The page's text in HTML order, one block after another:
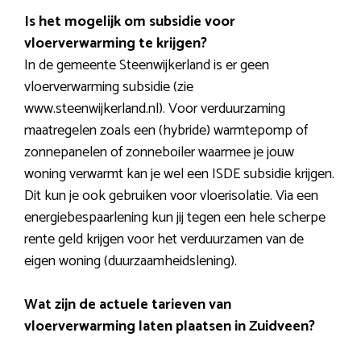
Is het mogelijk om subsidie voor
vloerverwarming te krijgen?
In de gemeente Steenwijkerland is er geen
vloerverwarming subsidie (zie
www.steenwijkerland.nl). Voor verduurzaming
maatregelen zoals een (hybride) warmtepomp of
zonnepanelen of zonneboiler waarmee je jouw
woning verwarmt kan je wel een ISDE subsidie krijgen.
Dit kun je ook gebruiken voor vloerisolatie. Via een
energiebespaarlening kun jij tegen een hele scherpe
rente geld krijgen voor het verduurzamen van de
eigen woning (duurzaamheidslening).
Wat zijn de actuele tarieven van
vloerverwarming laten plaatsen in Zuidveen?